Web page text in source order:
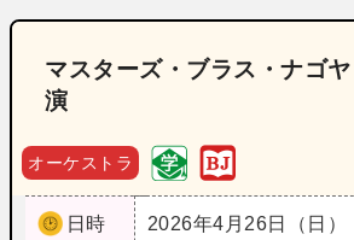
マスターズ・ブラス・ナゴ
演
オーケストラ
日時
2026年4月26日（日）